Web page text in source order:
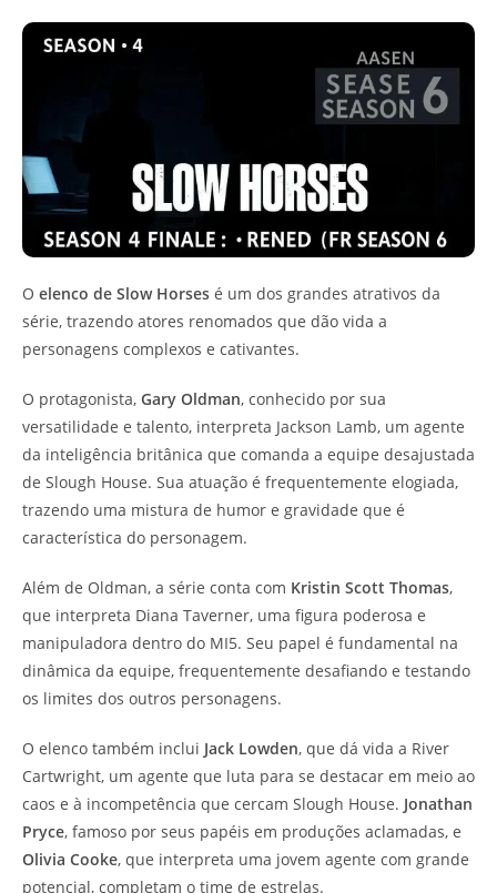
O elenco de Slow Horses é um dos grandes atrativos da
série, trazendo atores renomados que dão vida a
personagens complexos e cativantes.
O protagonista, Gary Oldman, conhecido por sua
versatilidade e talento, interpreta Jackson Lamb, um agente
da inteligência britânica que comanda a equipe desajustada
de Slough House. Sua atuação é frequentemente elogiada,
trazendo uma mistura de humor e gravidade que é
característica do personagem.
Além de Oldman, a série conta com Kristin Scott Thomas,
que interpreta Diana Taverner, uma figura poderosa e
manipuladora dentro do MI5. Seu papel é fundamental na
dinâmica da equipe, frequentemente desafiando e testando
os limites dos outros personagens.
O elenco também inclui Jack Lowden, que dá vida a River
Cartwright, um agente que luta para se destacar em meio ao
caos e à incompetência que cercam Slough House. Jonathan
Pryce, famoso por seus papéis em produções aclamadas, e
Olivia Cooke, que interpreta uma jovem agente com grande
potencial, completam o time de estrelas.